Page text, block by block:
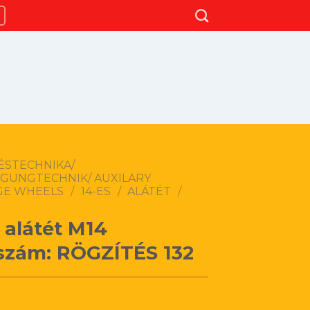
AUXILARY
WHEELS / 14-ES / ALÁTÉT /
alátét M14
RÖGZÍTÉS 132